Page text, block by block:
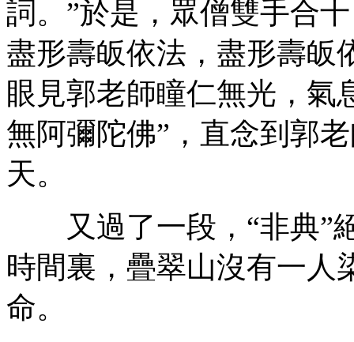
詞。”於是，眾僧雙手合
盡形壽皈依法，盡形壽皈
眼見郭老師瞳仁無光，氣
無阿彌陀佛”，直念到郭
天。
又過了一段，“非典”
時間裏，疊翠山沒有一人
命。